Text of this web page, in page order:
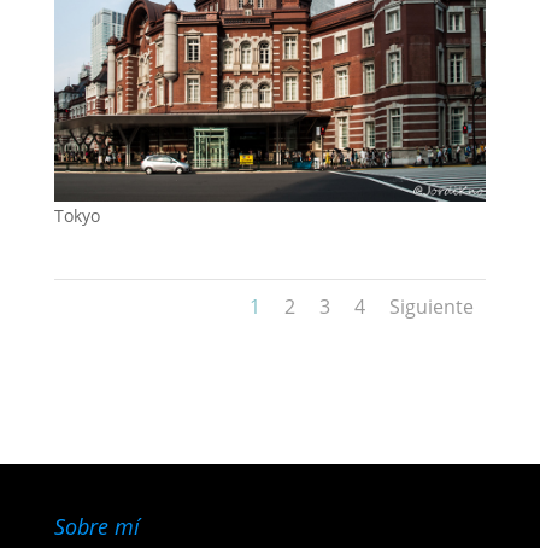
Tokyo
1 2 3 4 Siguiente
Sobre mí